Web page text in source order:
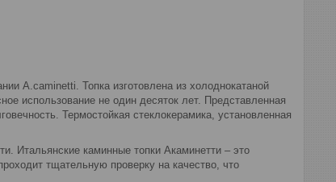
A.caminetti. Топка изготовлена из холоднокатаной
использование не один десяток лет. Представленная
Термостойкая стеклокерамика, установленная
Итальянские каминные топки Акаминетти – это
тщательную проверку на качество, что